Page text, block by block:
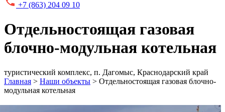
+7 (863) 204 09 10
Отдельностоящая газовая
блочно-модульная котельная
туристический комплекс, п. Дагомыс, Краснодарский край
Главная > Наши объекты > Отдельностоящая газовая блочно-
модульная котельная